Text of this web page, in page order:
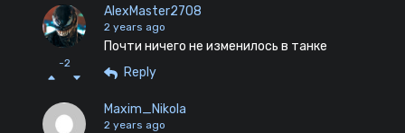
-2
AlexMaster2708
2 years ago
Почти ничего не изменилось в танке
Reply
Maxim_Nikola
2 years ago